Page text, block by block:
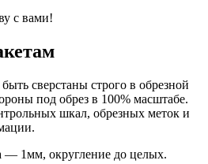
с вами!
сверстаны строго в обрезной
под обрез в 100% масштабе.
шкал, обрезных меток и
— 1мм, округление до целых.